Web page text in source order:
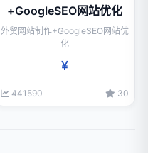
+GoogleSEO网站优化
外贸网站制作+GoogleSEO网站优
化
¥
441590 30